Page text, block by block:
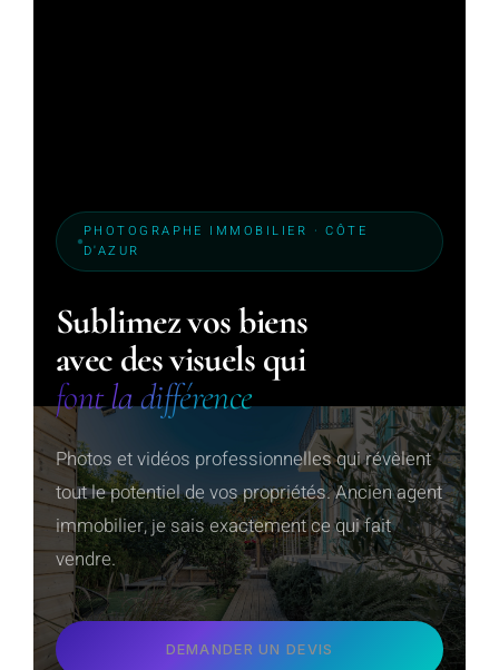
PHOTOGRAPHE IMMOBILIER · CÔTE
D'AZUR
Sublimez vos biens
avec des visuels qui
font la différence
Photos et vidéos professionnelles qui révèlent
tout le potentiel de vos propriétés. Ancien agent
immobilier, je sais exactement ce qui fait
vendre.
DEMANDER UN DEVIS